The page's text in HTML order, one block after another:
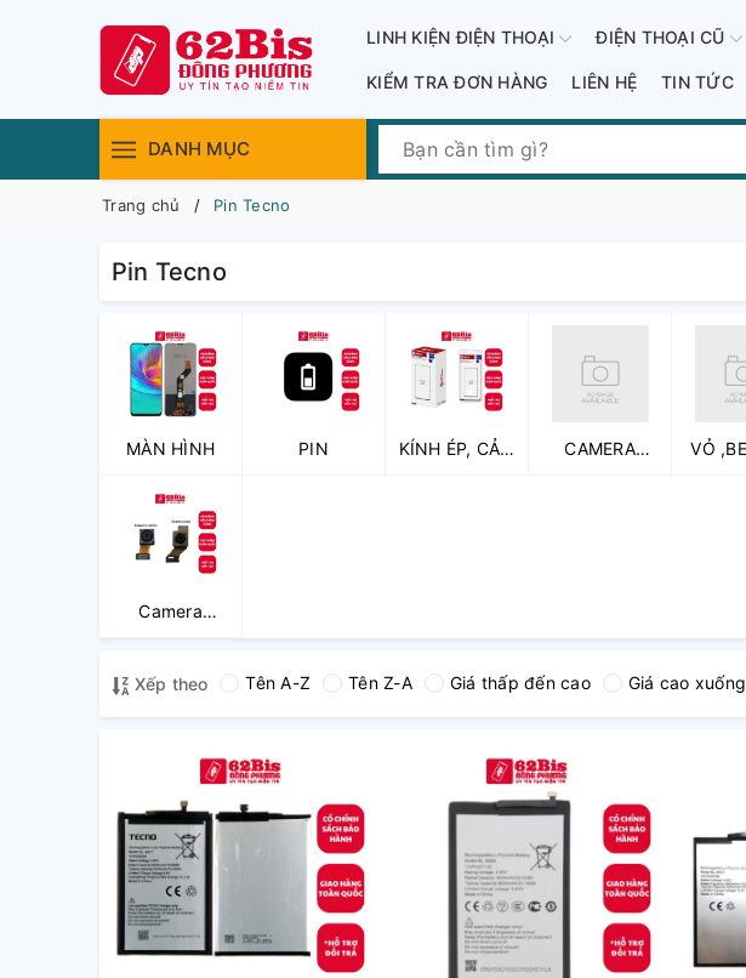
LINH KIỆN ĐIỆN THOẠI ĐIỆN THOẠI CŨ
KIỂM TRA ĐƠN HÀNG LIÊN HỆ TIN TỨC
DANH MỤC
Trang chủ Pin Tecno
Pin Tecno
MÀN HÌNH PIN
KÍNH ÉP, CẢM
CAMERA
VỎ
Camera
trước,
Tecno
Xếp theo Tên A-Z Tên Z-A Giá thấp đến cao Giá cao